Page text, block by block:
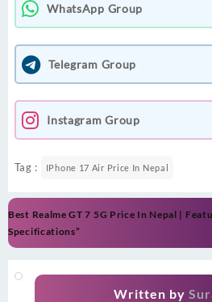
WhatsApp Group
Telegram Group
Instagram Group
Tag : IPhone 17 Air Price In Nepal
Post
navigation
Best Realme GT 7 5G Price In Nepal |
Specifications”
Written by